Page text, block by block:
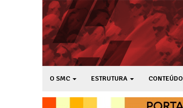
O SMC ESTRUTURA CONTEÚDO